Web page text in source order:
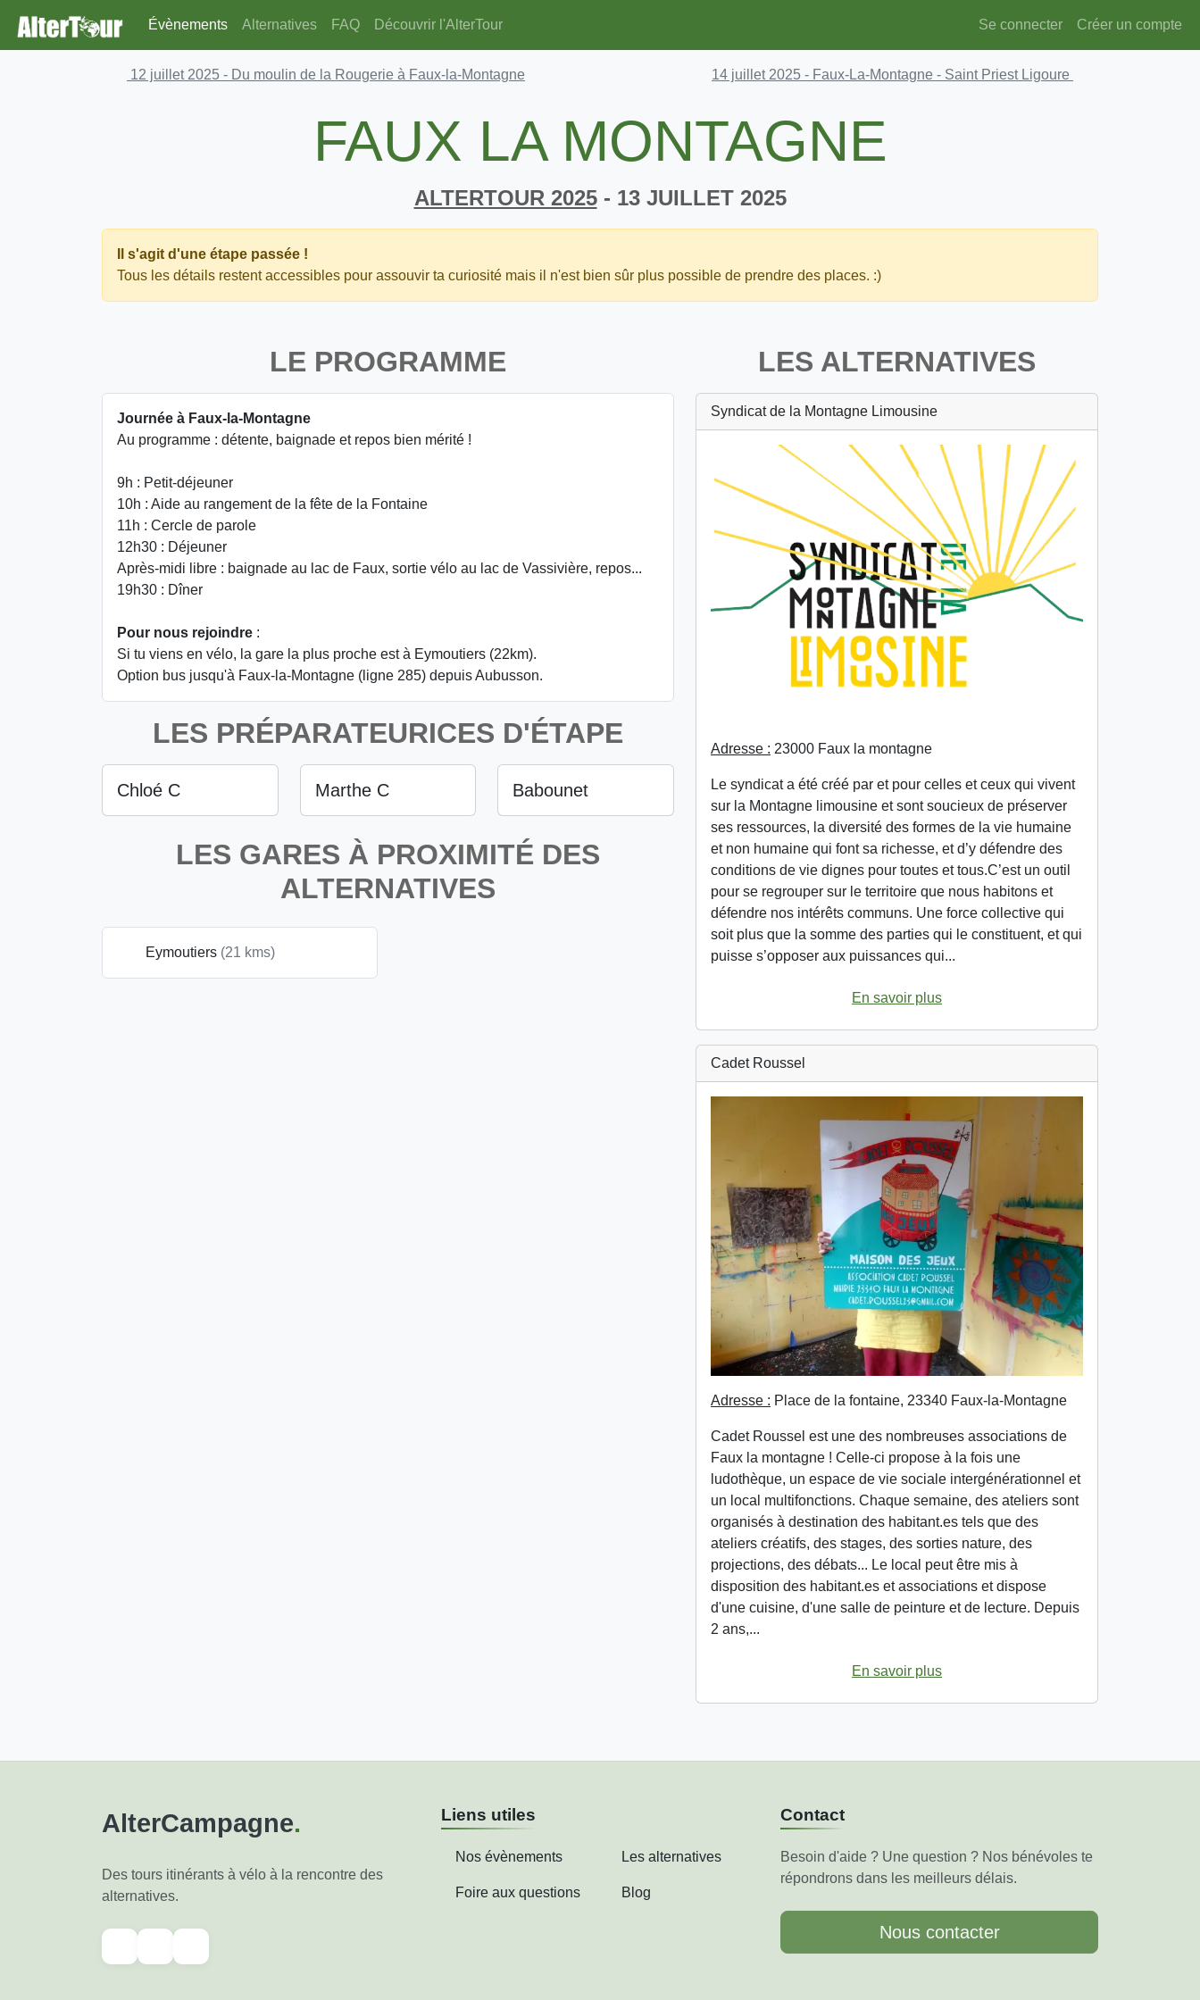
Évènements Alternatives FAQ Découvrir l'AlterTour Se connecter Créer un compte
12 juillet 2025 - Du moulin de la Rougerie à Faux-la-Montagne 14 juillet 2025 - Faux-La-Montagne - Saint Priest Ligoure
FAUX LA MONTAGNE
ALTERTOUR 2025- 13 JUILLET 2025
Il s'agit d'une étape passée !
Tous les détails restent accessibles pour assouvir ta curiosité mais il n'est bien sûr plus possible de prendre des places. :)
LE PROGRAMME
Journée à Faux-la-Montagne
Au programme : détente, baignade et repos bien mérité !
9h : Petit-déjeuner
10h : Aide au rangement de la fête de la Fontaine
11h : Cercle de parole
12h30 : Déjeuner
Après-midi libre : baignade au lac de Faux, sortie vélo au lac de Vassivière, repos...
19h30 : Dîner
Pour nous rejoindre :
Si tu viens en vélo, la gare la plus proche est à Eymoutiers (22km).
Option bus jusqu'à Faux-la-Montagne (ligne 285) depuis Aubusson.
LES PRÉPARATEURICES D'ÉTAPE
Chloé C Marthe C Babounet
LES GARES À PROXIMITÉ DES
ALTERNATIVES
Eymoutiers (21 kms)
LES ALTERNATIVES
Syndicat de la Montagne Limousine
Adresse : 23000 Faux la montagne
Le syndicat a été créé par et pour celles et ceux qui vivent
sur la Montagne limousine et sont soucieux de préserver
ses ressources, la diversité des formes de la vie humaine
et non humaine qui font sa richesse, et d’y défendre des
conditions de vie dignes pour toutes et tous.C’est un outil
pour se regrouper sur le territoire que nous habitons et
défendre nos intérêts communs. Une force collective qui
soit plus que la somme des parties qui le constituent, et qui
puisse s’opposer aux puissances qui...
En savoir plus
Cadet Roussel
Adresse : Place de la fontaine, 23340 Faux-la-Montagne
Cadet Roussel est une des nombreuses associations de
Faux la montagne ! Celle-ci propose à la fois une
ludothèque, un espace de vie sociale intergénérationnel et
un local multifonctions. Chaque semaine, des ateliers sont
organisés à destination des habitant.es tels que des
ateliers créatifs, des stages, des sorties nature, des
projections, des débats... Le local peut être mis à
disposition des habitant.es et associations et dispose
d'une cuisine, d'une salle de peinture et de lecture. Depuis
2 ans,...
En savoir plus
AlterCampagne.
Des tours itinérants à vélo à la rencontre des
alternatives.
Liens utiles
Nos évènements Les alternatives
Foire aux questions Blog
Contact
Besoin d'aide ? Une question ? Nos bénévoles te
répondrons dans les meilleurs délais.
Nous contacter